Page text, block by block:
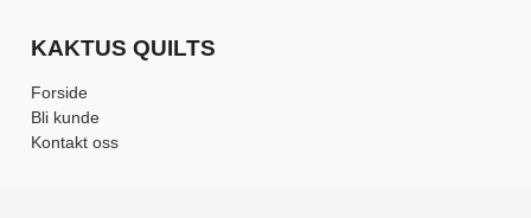
KAKTUS QUILTS
Forside
Bli kunde
Kontakt oss